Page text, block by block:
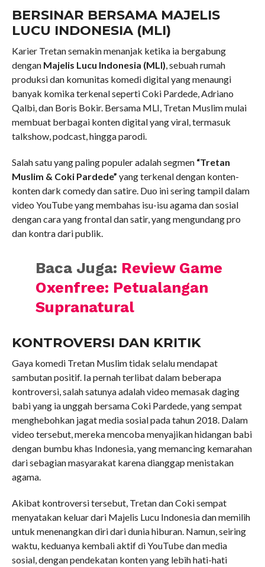
BERSINAR BERSAMA MAJELIS
LUCU INDONESIA (MLI)
Karier Tretan semakin menanjak ketika ia bergabung
dengan Majelis Lucu Indonesia (MLI) , sebuah rumah
produksi dan komunitas komedi digital yang menaungi
banyak komika terkenal seperti Coki Pardede, Adriano
Qalbi, dan Boris Bokir. Bersama MLI, Tretan Muslim mulai
membuat berbagai konten digital yang viral, termasuk
talkshow, podcast, hingga parodi.
Salah satu yang paling populer adalah segmen “Tretan
Muslim & Coki Pardede” yang terkenal dengan konten-
konten dark comedy dan satire. Duo ini sering tampil dalam
video YouTube yang membahas isu-isu agama dan sosial
dengan cara yang frontal dan satir, yang mengundang pro
dan kontra dari publik.
Baca Juga: Review Game
Oxenfree: Petualangan
Supranatural
KONTROVERSI DAN KRITIK
Gaya komedi Tretan Muslim tidak selalu mendapat
sambutan positif. Ia pernah terlibat dalam beberapa
kontroversi, salah satunya adalah video memasak daging
babi yang ia unggah bersama Coki Pardede, yang sempat
menghebohkan jagat media sosial pada tahun 2018. Dalam
video tersebut, mereka mencoba menyajikan hidangan babi
dengan bumbu khas Indonesia, yang memancing kemarahan
dari sebagian masyarakat karena dianggap menistakan
agama.
Akibat kontroversi tersebut, Tretan dan Coki sempat
menyatakan keluar dari Majelis Lucu Indonesia dan memilih
untuk menenangkan diri dari dunia hiburan. Namun, seiring
waktu, keduanya kembali aktif di YouTube dan media
sosial, dengan pendekatan konten yang lebih hati-hati